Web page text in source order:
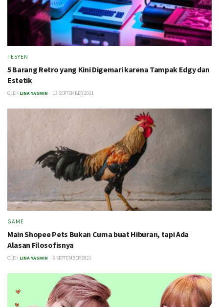
FESYEN
5 Barang Retro yang Kini Digemari karena Tampak Edgy dan
Estetik
OLEH LINA YASMIN 13 SEPTEMBER 2021
GAME
Main Shopee Pets Bukan Cuma buat Hiburan, tapi Ada
Alasan Filosofisnya
OLEH LINA YASMIN 6 SEPTEMBER 2021